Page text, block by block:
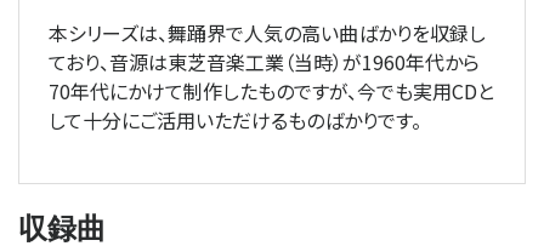
本シリーズは、舞踊界で人気の高い曲ばかりを収録し
ており、音源は東芝音楽工業（当時）が1960年代から
70年代にかけて制作したものですが、今でも実用CDと
して十分にご活用いただけるものばかりです。
収録曲